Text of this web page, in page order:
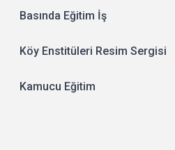
Basında Eğitim İş
Köy Enstitüleri Resim Sergisi
Kamucu Eğitim